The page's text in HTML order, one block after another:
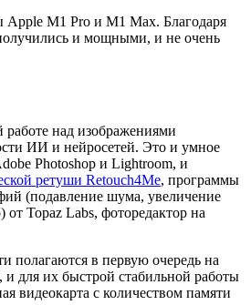
M1 Pro и M1 Max. Благодаря
и мощными, и не очень
над изображениями
ИИ и нейросетей. Это и умное
Photoshop и Lightroom, и
ретуши Retouch4Me, программы
(подавление шума, увеличение
от Topaz Labs, фоторедактор на
полагаются в первую очередь на
и для их быстрой стабильной работы
видеокарта с количеством памяти